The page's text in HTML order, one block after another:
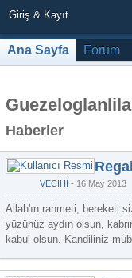
Giriş & Kayıt
Ana Sayfa Forum
Haberler
VECİHİ 16 May 2013
Allah'ın rahmeti, bereketi
yüzünüz aydın olsun,
kabul olsun. Kandiliniz